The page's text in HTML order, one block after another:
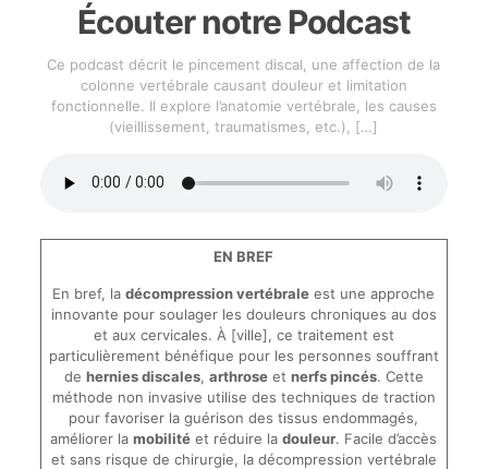
Écouter notre Podcast
Ce podcast décrit le pincement discal, une affection de la
colonne vertébrale causant douleur et limitation
fonctionnelle. Il explore l’anatomie vertébrale, les causes
(vieillissement, traumatismes, etc.),
[…]
EN BREF
En bref, ladécompression vertébrale est une approche
innovante pour soulager les douleurs chroniques au dos
et aux cervicales. À [ville], ce traitement est
particulièrement bénéfique pour les personnes souffrant
de hernies discales, arthroseet nerfs pincés. Cette
méthode non invasive utilise des techniques de traction
pour favoriser la guérison des tissus endommagés,
améliorer lamobilité et réduire ladouleur. Facile d’accès
et sans risque de chirurgie, la décompression vertébrale